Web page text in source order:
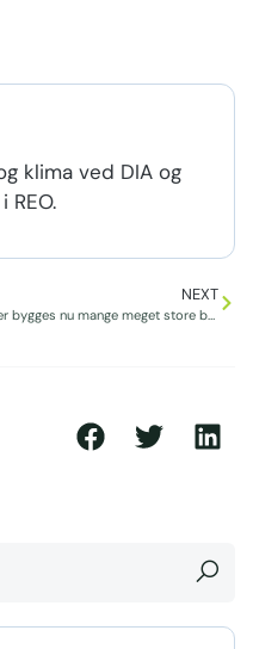
klima ved DIA og
REO.
NEXT
Der bygges nu mange meget store batteripakker flere steder i Verden.